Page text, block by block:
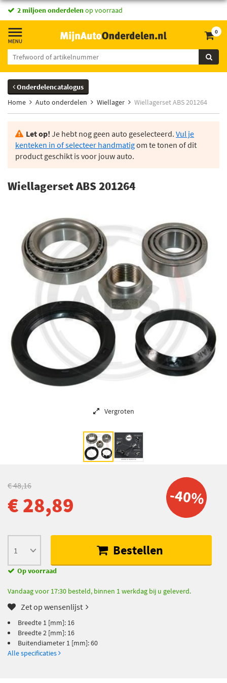
2 miljoen onderdelenop voorraad
0
Onderdelencatalogus
Home
Auto onderdelen Wiellager Wiellagerset ABS 201264
Let op! Je hebt nog geen auto geselecteerd. Vul je
kenteken in of selecteer handmatigom te tonen of dit
product geschikt is voor jouw auto.
Wiellagerset ABS 201264
Vergroten
-40%
€ 48,16
€ 28,89
Bestellen
Op voorraad
Vandaag voor 17:30 besteld, binnen 1 werkdag bij u geleverd.
Zet op wensenlijst
Breedte 1 [mm]: 16
Breedte 2 [mm]: 16
Buitendiameter 1 [mm]: 60
Alle specificaties